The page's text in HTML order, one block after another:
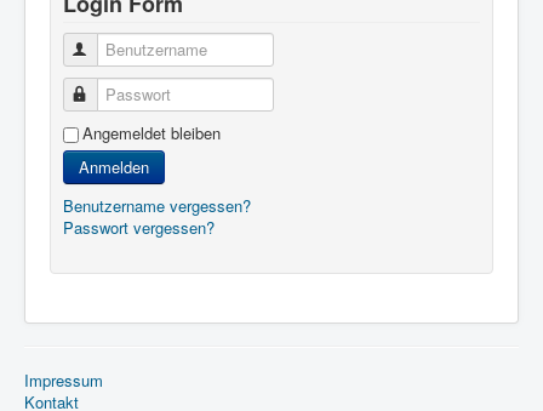
Benutzername
Passwort
Angemeldet bleiben
Anmelden
Benutzername vergessen?
Passwort vergessen?
Impressum
Kontakt